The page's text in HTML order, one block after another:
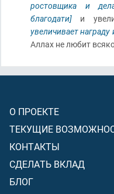
ростовщика и
благодати] и
увеличивает
Аллах не любит
О ПРОЕКТЕ
ТЕКУЩИЕ
КОНТАКТЫ
СДЕЛАТЬ ВКЛАД
БЛОГ